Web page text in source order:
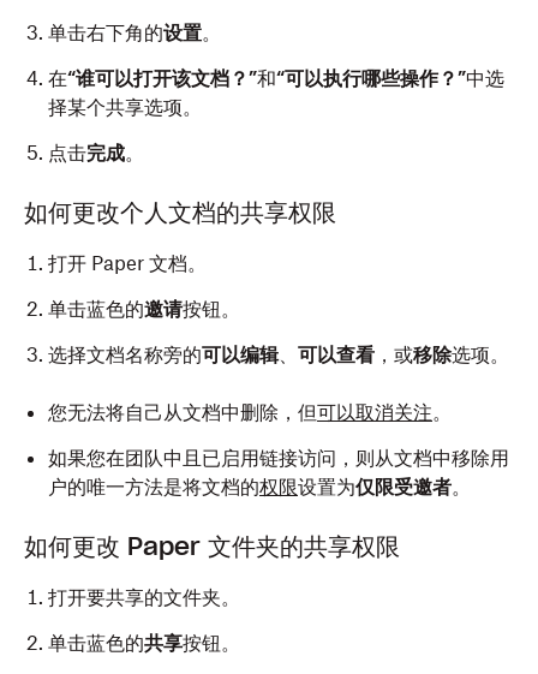
单击右下角的设置。
在“谁可以打开该文档？”和“可以执行哪些操作？”中选
择某个共享选项。
点击完成。
如何更改个人文档的共享权限
打开 Paper 文档。
单击蓝色的邀请按钮。
选择文档名称旁的可以编辑、 可以查看 ，或移除选项。
您无法将自己从文档中删除，但可以取消关注。
如果您在团队中且已启用链接访问，则从文档中移除用
户的唯一方法是将文档的权限设置为仅限受邀者。
如何更改 Paper 文件夹的共享权限
打开要共享的文件夹。
单击蓝色的共享按钮。